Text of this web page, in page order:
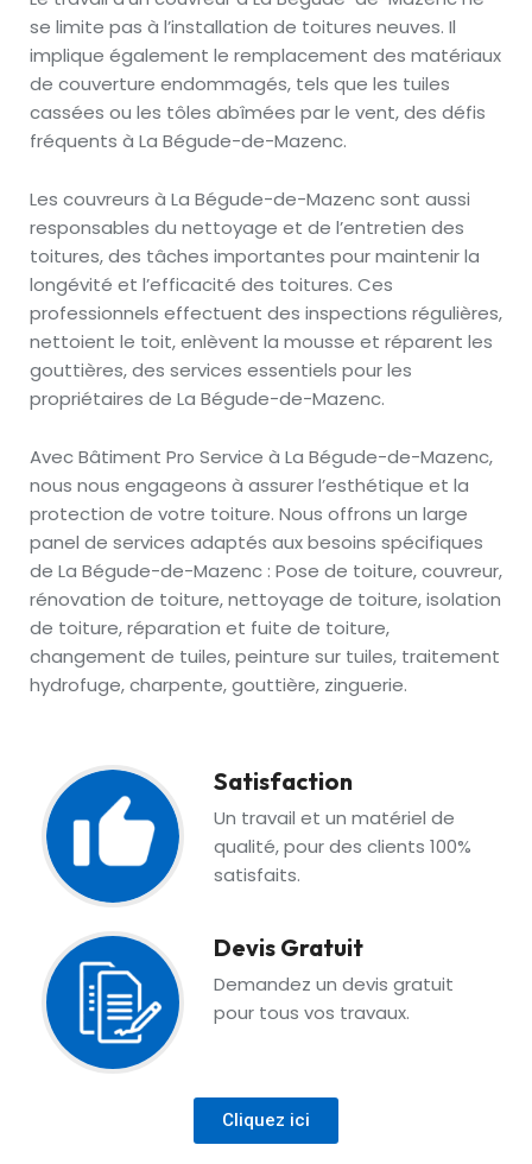
se limite pas à l’installation de toitures neuves. Il
implique également le remplacement des matériaux
de couverture endommagés, tels que les tuiles
cassées ou les tôles abîmées par le vent, des défis
fréquents à La Bégude-de-Mazenc.
Les couvreurs à La Bégude-de-Mazenc sont aussi
responsables du nettoyage et de l’entretien des
toitures, des tâches importantes pour maintenir la
longévité et l’efficacité des toitures. Ces
professionnels effectuent des inspections régulières,
nettoient le toit, enlèvent la mousse et réparent les
gouttières, des services essentiels pour les
propriétaires de La Bégude-de-Mazenc.
Avec Bâtiment Pro Service à La Bégude-de-Mazenc,
nous nous engageons à assurer l’esthétique et la
protection de votre toiture. Nous offrons un large
panel de services adaptés aux besoins spécifiques
de La Bégude-de-Mazenc : Pose de toiture, couvreur,
rénovation de toiture, nettoyage de toiture, isolation
de toiture, réparation et fuite de toiture,
changement de tuiles, peinture sur tuiles, traitement
hydrofuge, charpente, gouttière, zinguerie.
Satisfaction
Un travail et un matériel de
qualité, pour des clients 100%
satisfaits.
Devis Gratuit
Demandez un devis gratuit
pour tous vos travaux.
Cliquez ici